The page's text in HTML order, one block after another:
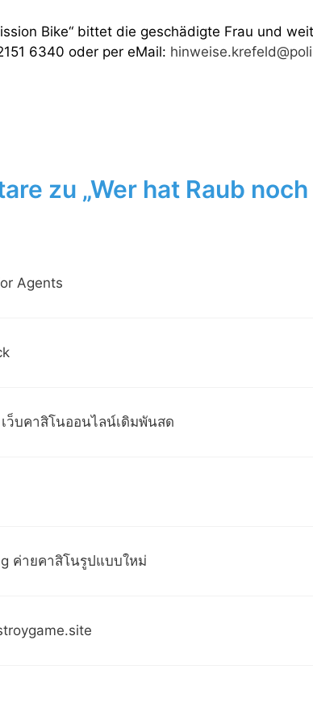
Bike“ bittet die geschädigte Frau und
6340 oder per eMail:
zu „Wer hat Raub
Agents
ว็บคาสิโนออนไลน์เดิมพันสด
ค่ายคาสิโนรูปแบบใหม่